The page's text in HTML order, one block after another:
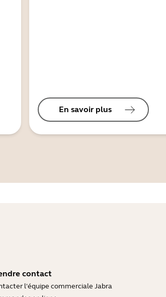
En savoir plus
contact
l'équipe commerciale Jabra